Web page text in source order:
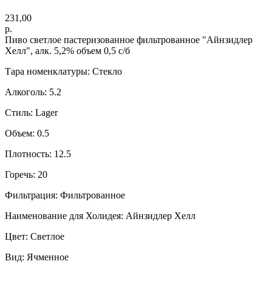
231,00
р.
Пиво светлое пастеризованное фильтрованное "Айнзидлер
Хелл", алк. 5,2% объем 0,5 с/б
Тара номенклатуры: Стекло
Алкоголь: 5.2
Стиль: Lager
Объем: 0.5
Плотность: 12.5
Горечь: 20
Фильтрация: Фильтрованное
Наименование для Холидея: Айнзидлер Хелл
Цвет: Светлое
Вид: Ячменное